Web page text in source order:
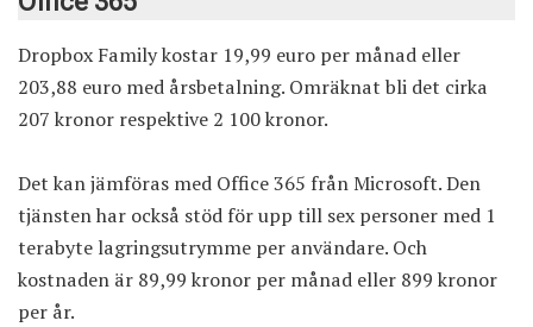
Dropbox Family kostar 19,99 euro per månad eller
203,88 euro med årsbetalning. Omräknat bli det cirka
207 kronor respektive 2 100 kronor.
Det kan jämföras med Office 365 från Microsoft. Den
tjänsten har också stöd för upp till sex personer med 1
terabyte lagringsutrymme per användare. Och
kostnaden är 89,99 kronor per månad eller 899 kronor
per år.